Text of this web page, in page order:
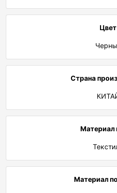
Цвет
Страна
Материал
Материал